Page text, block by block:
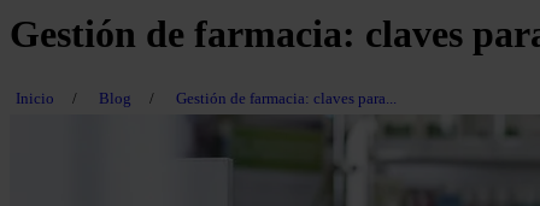
Gestión de farmacia: claves
Inicio / Blog / Gestión de farmacia: claves para...